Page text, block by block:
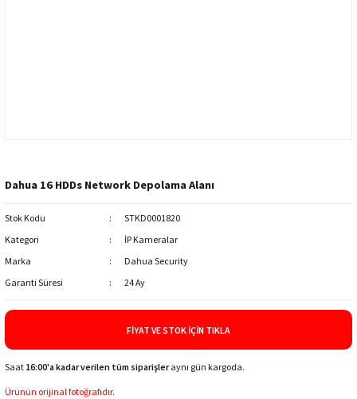
Dahua 16 HDDs Network Depolama Alanı
Stok Kodu
STKD0001820
Kategori
İP Kameralar
Marka
Dahua Security
Garanti Süresi
24 Ay
FIYAT VE STOK İÇIN TIKLA
Saat 16:00'a kadar verilen tüm siparişleraynı gün kargoda.
Ürünün orijinal fotoğrafıdır.